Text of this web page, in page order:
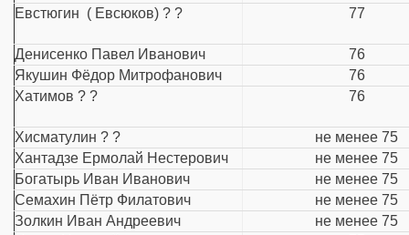
Евстюгин ( Евсюков) ? ?
77
Денисенко Павел Иванович
76
Якушин Фёдор Митрофанович
76
Хатимов ? ?
76
Хисматулин ? ?
не менее 75
Хантадзе Ермолай Нестерович
не менее 75
Богатырь Иван Иванович
не менее 75
Семахин Пётр Филатович
не менее 75
Золкин Иван Андреевич
не менее 75